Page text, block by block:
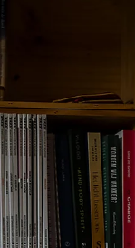
jaren oud is. Over
Gesprekken met
Over een
heeft. Ik deel dit
verhalen gewoon